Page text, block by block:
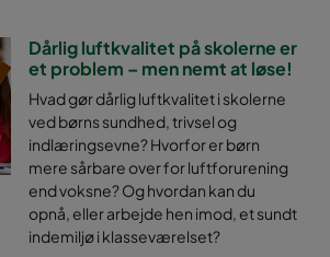
Dårlig luftkvalitet på skolerne er
et problem – men nemt at løse!
Hvad gør dårlig luftkvalitet i skolerne
ved børns sundhed, trivsel og
indlæringsevne? Hvorfor er børn
mere sårbare over for luftforurening
end voksne? Og hvordan kan du
opnå, eller arbejde hen imod, et sundt
indemiljø i klasseværelset?